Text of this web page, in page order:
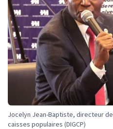
Jocelyn Jean-Baptiste, directeur
caisses populaires (DIGCP)